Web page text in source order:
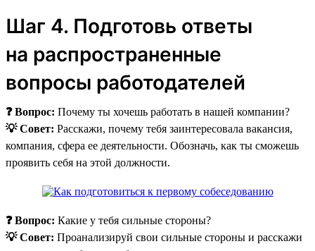
Шаг 4. Подготовь ответы
на распространенные
вопросы работодателей
❓ Вопрос: Почему ты хочешь работать в нашей компании?
💡 Совет: Расскажи, почему тебя заинтересовала вакансия,
компания, сфера ее деятельности. Обозначь, как ты сможешь
проявить себя на этой должности.
❓ Вопрос: Какие у тебя сильные стороны?
💡 Совет: Проанализируй свои сильные стороны и расскажи